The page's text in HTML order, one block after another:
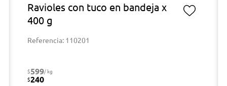
Ravioles con tuco en bandeja x
400 g
Referencia: 110201
$599/ kg
$240